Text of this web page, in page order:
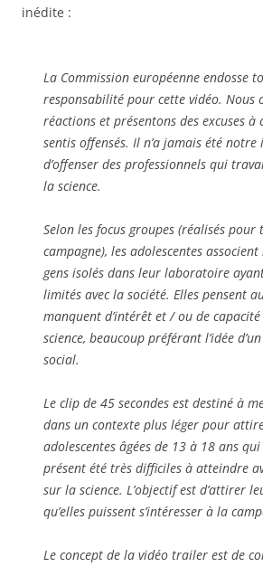
inédite :
La Commission européenne endosse
responsabilité pour cette vidéo. Nous
réactions et présentons des excuses à
sentis offensés. Il n’a jamais été
d’offenser des professionnels qui
la science.
Selon les focus groupes (réalisés pour
campagne), les adolescentes associent
gens isolés dans leur laboratoire
limités avec la société. Elles pensent
manquent d’intérêt et / ou de
science, beaucoup préférant l’idée
social.
Le clip de 45 secondes est destiné à
dans un contexte plus léger pour
adolescentes âgées de 13 à 18 ans
présent été très difficiles à atteindre
sur la science. L’objectif est d’attirer
qu’elles puissent s’intéresser à la
Le concept de la vidéo trailer est de